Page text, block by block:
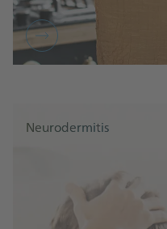
Neurodermitis